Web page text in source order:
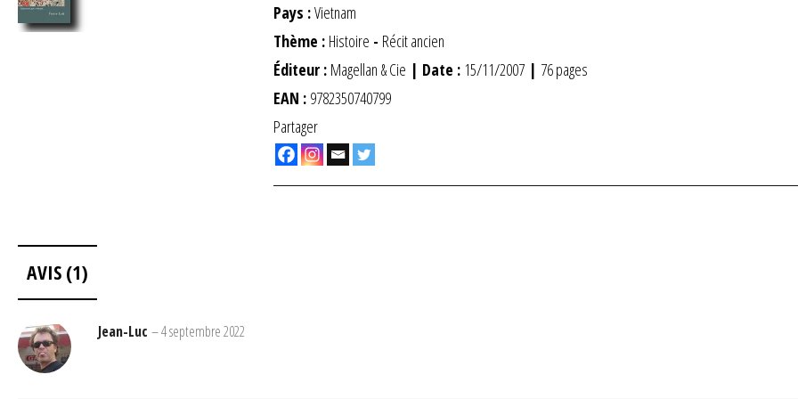
Pays :Vietnam
Thème : Histoire - Récit ancien
Éditeur : Magellan & Cie | Date : 15/11/2007| 76 pages
EAN : 9782350740799
Partager
AVIS (1)
Jean-Luc –4 septembre 2022